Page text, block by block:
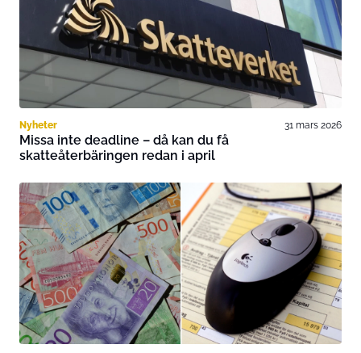
Nyheter 31 mars 2026
Missa inte deadline – då kan du få
skatteåterbäringen redan i april